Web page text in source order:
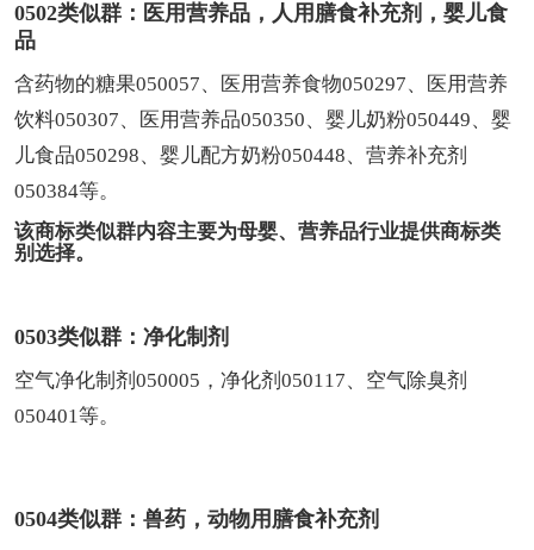
0502类似群：医用营养品，人用膳食补充剂，婴儿食
品
含药物的糖果050057、医用营养食物050297、医用营养
饮料050307、医用营养品050350、婴儿奶粉050449、婴
儿食品050298、婴儿配方奶粉050448、营养补充剂
050384等。
该商标类似群内容主要为母婴、营养品行业提供商标类
别选择。
0503类似群：净化制剂
空气净化制剂050005，净化剂050117、空气除臭剂
050401等。
0504类似群：兽药，动物用膳食补充剂